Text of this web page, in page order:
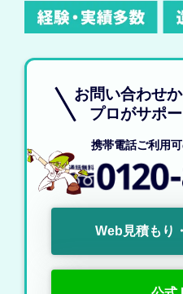
お問い合わせ
プロがサポ
携帯電話ご利用
Web見積もり